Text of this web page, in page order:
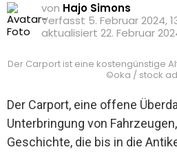
von Hajo Simons
5. Februar 2024,
aktualisiert 22. Februar
Der Carport ist eine kostengünstige
©oka / stock
Der Carport, eine offene
Unterbringung von
Geschichte, die bis in die